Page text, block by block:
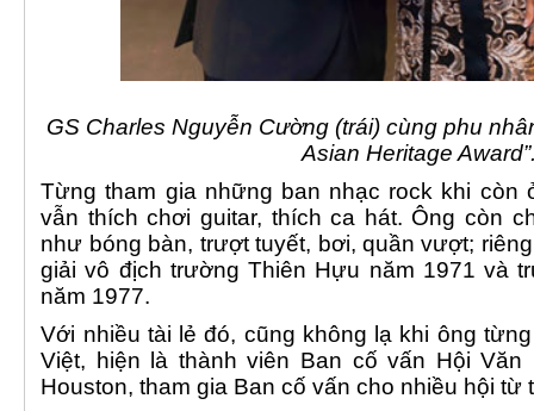
GS Charles Nguyễn Cường (trái) cùng phu
Asian Heritage
Từng tham gia những ban nhạc rock khi
vẫn thích chơi guitar, thích ca hát. Ông còn
như bóng bàn, trượt tuyết, bơi, quần vượt;
giải vô địch trường Thiên Hựu năm 1971 và
năm 1977.
Với nhiều tài lẻ đó, cũng không lạ khi ông
Việt, hiện là thành viên Ban cố vấn Hội
Houston, tham gia Ban cố vấn cho nhiều hội